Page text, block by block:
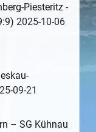
Piesteritz -
2025-10-06
09-21
– SG Kühnau